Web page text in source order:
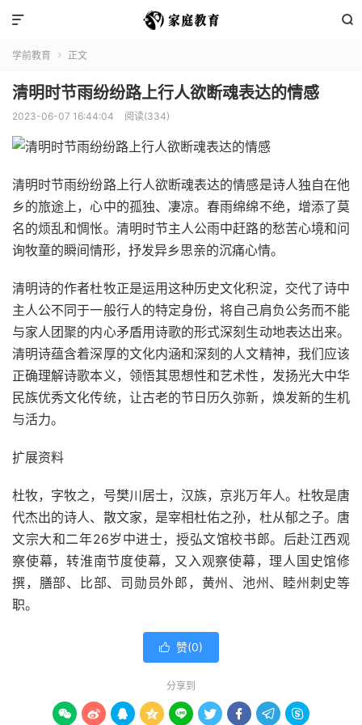


学前教育  正文
清明时节雨纷纷路上行人欲断魂表达的情感
2023-06-07 16:44:04 阅读(334)
清明时节雨纷纷路上行人欲断魂表达的情感是诗人独自在他
乡的旅途上，心中的孤独、凄凉。春雨绵绵不绝，增添了莫
名的烦乱和惆怅。清明时节主人公雨中赶路的愁苦心境和问
询牧童的瞬间情形，抒发异乡思亲的沉痛心情。
清明诗的作者杜牧正是运用这种历史文化积淀，交代了诗中
主人公不同于一般行人的特定身份，将自己肩负公务而不能
与家人团聚的内心矛盾用诗歌的形式深刻生动地表达出来。
清明诗蕴含着深厚的文化内涵和深刻的人文精神，我们应该
正确理解诗歌本义，领悟其思想性和艺术性，发扬光大中华
民族优秀文化传统，让古老的节日历久弥新，焕发新的生机
与活力。
扩展资料
杜牧，字牧之，号樊川居士，汉族，京兆万年人。杜牧是唐
代杰出的诗人、散文家，是宰相杜佑之孙，杜从郁之子。唐
文宗大和二年26岁中进士，授弘文馆校书郎。后赴江西观
察使幕，转淮南节度使幕，又入观察使幕，理人国史馆修
撰，膳部、比部、司勋员外郎，黄州、池州、睦州刺史等
职。
 赞(0)
分享到
        